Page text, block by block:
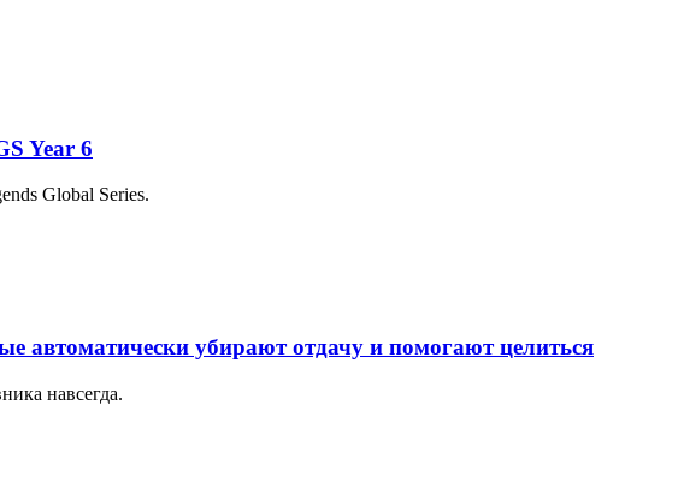
Year 6
Global Series.
автоматически убирают отдачу и помогают целиться
навсегда.